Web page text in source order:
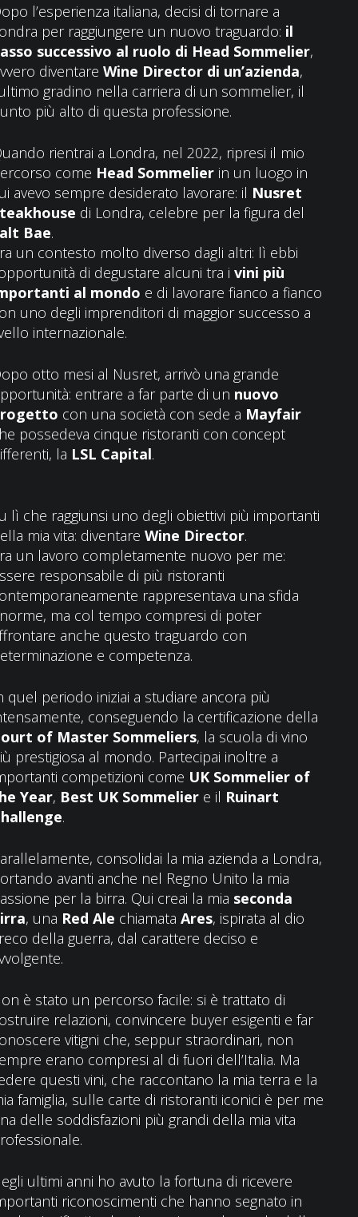
l’esperienza italiana, decisi di tornare a
per raggiungere un nuovo traguardo: il
successivo al ruolo di Head Sommelier,
diventare Wine Director di un’azienda,
gradino nella carriera di un sommelier, il
più alto di questa professione.
rientrai a Londra, nel 2022, ripresi il mio
come Head Sommelier in un luogo in
avevo sempre desiderato lavorare: il Nusret
di Londra, celebre per la figura del
Bae.
un contesto molto diverso dagli altri: lì ebbi
di degustare alcuni tra i vini più
al mondo e di lavorare fianco a fianco
uno degli imprenditori di maggior successo a
internazionale.
otto mesi al Nusret, arrivò una grande
entrare a far parte di un nuovo
con una società con sede a Mayfair
possedeva cinque ristoranti con concept
la LSL Capital.
lì che raggiunsi uno degli obiettivi più importanti
mia vita: diventare Wine Director.
un lavoro completamente nuovo per me:
responsabile di più ristoranti
rappresentava una sfida
ma col tempo compresi di poter
anche questo traguardo con
e competenza.
quel periodo iniziai a studiare ancora più
conseguendo la certificazione della
of Master Sommeliers, la scuola di vino
prestigiosa al mondo. Partecipai inoltre a
competizioni come UK Sommelier of
Year, Best UK Sommelier e il Ruinart
.
consolidai la mia azienda a Londra,
avanti anche nel Regno Unito la mia
per la birra. Qui creai la mia seconda
, una Red Ale chiamata Ares, ispirata al dio
della guerra, dal carattere deciso e
è stato un percorso facile: si è trattato di
relazioni, convincere buyer esigenti e far
vitigni che, seppur straordinari, non
erano compresi al di fuori dell’Italia. Ma
questi vini, che raccontano la mia terra e la
famiglia, sulle carte di ristoranti iconici è per me
delle soddisfazioni più grandi della mia vita
ultimi anni ho avuto la fortuna di ricevere
riconoscimenti che hanno segnato in